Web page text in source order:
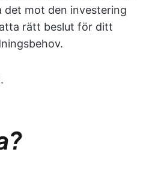
mot den investering
rätt beslut för ditt